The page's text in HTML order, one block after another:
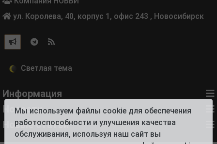
ул. Королева, 40, корпус 1, офис 243 , Новосибирск
Информация
Новости
Новые статьи
Мы используем файлы cookie для обеспечения
работоспособности и улучшения качества
обслуживания, используя наш сайт вы